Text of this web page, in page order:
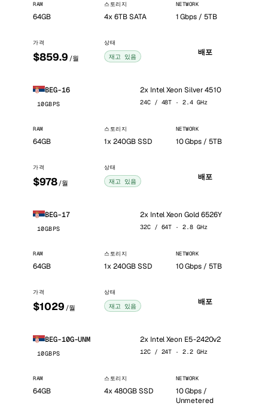
RAM
64GB
스토리지
4x 6TB SATA
NETWORK
1 Gbps / 5TB
가격
$859.9 /월
상태
재고 있음 배포
BEG-16
10GBPS
2x Intel Xeon Silver 4510
24C / 48T · 2.4 GHz
RAM
64GB
스토리지
1x 240GB SSD
NETWORK
10 Gbps / 5TB
가격
$978 /월
상태
재고 있음 배포
BEG-17
10GBPS
2x Intel Xeon Gold 6526Y
32C / 64T · 2.8 GHz
RAM
64GB
스토리지
1x 240GB SSD
NETWORK
10 Gbps / 5TB
가격
$1029 /월
상태
재고 있음 배포
BEG-10G-UNM
10GBPS
2x Intel Xeon E5-2420v2
12C / 24T · 2.2 GHz
RAM
64GB
스토리지
4x 480GB SSD
NETWORK
10 Gbps /
Unmetered